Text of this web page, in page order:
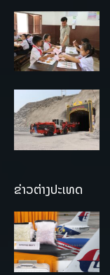
ຂ່າວຕ່າງປະເທດ